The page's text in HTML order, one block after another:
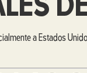
a Estados